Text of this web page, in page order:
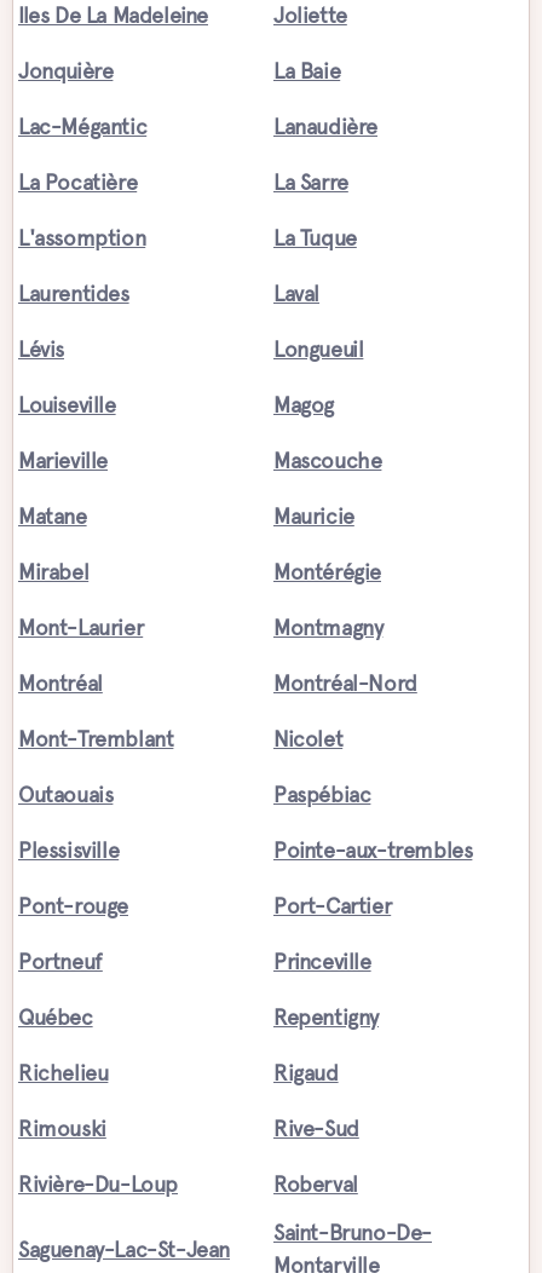
Iles De La Madeleine Joliette
Jonquière La Baie
Lac-Mégantic Lanaudière
La Pocatière La Sarre
L'assomption La Tuque
Laurentides Laval
Lévis Longueuil
Louiseville Magog
Marieville Mascouche
Matane Mauricie
Mirabel Montérégie
Mont-Laurier Montmagny
Montréal Montréal-Nord
Mont-Tremblant Nicolet
Outaouais Paspébiac
Plessisville Pointe-aux-trembles
Pont-rouge Port-Cartier
Portneuf Princeville
Québec Repentigny
Richelieu Rigaud
Rimouski Rive-Sud
Rivière-Du-Loup Roberval
Saguenay-Lac-St-Jean
Saint-Bruno-De-
Montarville